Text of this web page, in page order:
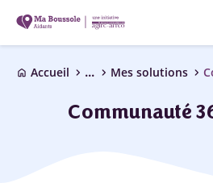
home Accueil chevron_right ... chevron_right Mes solutions chevron_right
Communauté